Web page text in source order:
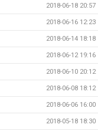
2018-06-18 20:57
2018-06-16 12:23
2018-06-14 18:18
2018-06-12 19:16
2018-06-10 20:12
2018-06-08 18:12
2018-06-06 16:00
2018-05-18 18:30